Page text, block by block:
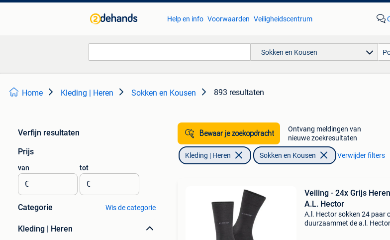
Help en info Voorwaarden Veiligheidscentrum
Sokken en Kousen
Home Kleding | Heren Sokken en Kousen 893 resultaten
Verfijn resultaten
Prijs
van
€
tot
€
Categorie Wis de categorie
Kleding | Heren
Bewaar je zoekopdracht
Ontvang meldingen van
nieuwe zoekresultaten
Kleding | Heren Sokken en Kousen Verwijder filters
Veiling - 24x Grijs Heren sokken maat 39-42
A.L. Hector
A.l. Hector sokken 24 paar
duurzaammet de a.l.